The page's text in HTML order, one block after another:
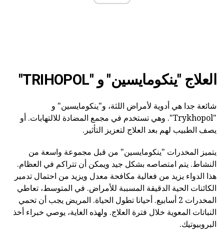
العلاج "ينكومايسين" و "TRIHOPOL"
شائعة جدا هي أدوية لأمراض اللثة، و"ينكومايسين" و
"Trykhopol". وهي تستخدم في مجمع المضادة للالتهابات. أو
يصف الطبيب لهم بعد العلاج لتعزيز التأثير.
يتميز المخدرات "ينكومايسين" من قبل مجموعة واسعة من
النشاط. يتم امتصاصه بشكل جيد ويمكن أن تتراكم في العظام.
هذا الدواء يزيد من فعالية مكافحة معدل ويزيد من احتمال تدمير
الكائنات الحية الدقيقة المسببة للأمراض. في المتوسط، تعاطي
المخدرات 2 أسابيع. أحيانا تطول الحياة. المريض يجب أن تحمي
النباتات المعوية خلال فترة العلاج. ولهذه الغاية، يوصي خبراء أخذ
البروبيوتيك.